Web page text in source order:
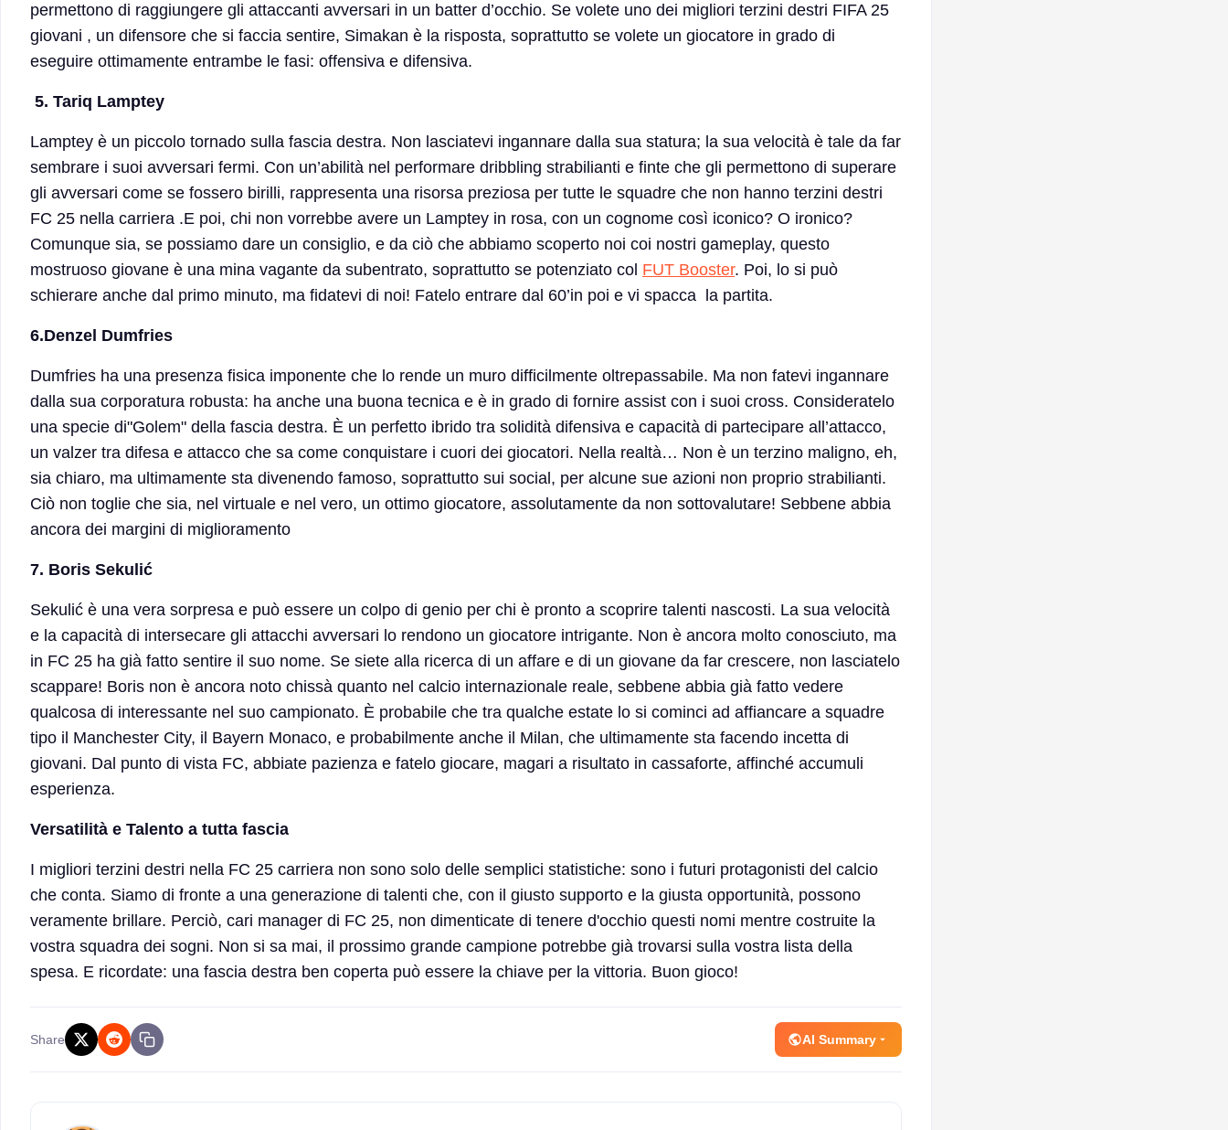
permettono di raggiungere gli attaccanti avversari in un batter d’occhio. Se volete uno dei migliori terzini destri FIFA 25
giovani , un difensore che si faccia sentire, Simakan è la risposta, soprattutto se volete un giocatore in grado di
eseguire ottimamente entrambe le fasi: offensiva e difensiva.
5. Tariq Lamptey
Lamptey è un piccolo tornado sulla fascia destra. Non lasciatevi ingannare dalla sua statura; la sua velocità è tale da far
sembrare i suoi avversari fermi. Con un’abilità nel performare dribbling strabilianti e finte che gli permettono di superare
gli avversari come se fossero birilli, rappresenta una risorsa preziosa per tutte le squadre che non hanno terzini destri
FC 25 nella carriera .E poi, chi non vorrebbe avere un Lamptey in rosa, con un cognome così iconico? O ironico?
Comunque sia, se possiamo dare un consiglio, e da ciò che abbiamo scoperto noi coi nostri gameplay, questo
mostruoso giovane è una mina vagante da subentrato, soprattutto se potenziato col FUT Booster. Poi, lo si può
schierare anche dal primo minuto, ma fidatevi di noi! Fatelo entrare dal 60’in poi e vi spacca la partita.
6.Denzel Dumfries
Dumfries ha una presenza fisica imponente che lo rende un muro difficilmente oltrepassabile. Ma non fatevi ingannare
dalla sua corporatura robusta: ha anche una buona tecnica e è in grado di fornire assist con i suoi cross. Consideratelo
una specie di"Golem" della fascia destra. È un perfetto ibrido tra solidità difensiva e capacità di partecipare all’attacco,
un valzer tra difesa e attacco che sa come conquistare i cuori dei giocatori. Nella realtà… Non è un terzino maligno, eh,
sia chiaro, ma ultimamente sta divenendo famoso, soprattutto sui social, per alcune sue azioni non proprio strabilianti.
Ciò non toglie che sia, nel virtuale e nel vero, un ottimo giocatore, assolutamente da non sottovalutare! Sebbene abbia
ancora dei margini di miglioramento
7. Boris Sekulić
Sekulić è una vera sorpresa e può essere un colpo di genio per chi è pronto a scoprire talenti nascosti. La sua velocità
e la capacità di intersecare gli attacchi avversari lo rendono un giocatore intrigante. Non è ancora molto conosciuto, ma
in FC 25 ha già fatto sentire il suo nome. Se siete alla ricerca di un affare e di un giovane da far crescere, non lasciatelo
scappare! Boris non è ancora noto chissà quanto nel calcio internazionale reale, sebbene abbia già fatto vedere
qualcosa di interessante nel suo campionato. È probabile che tra qualche estate lo si cominci ad affiancare a squadre
tipo il Manchester City, il Bayern Monaco, e probabilmente anche il Milan, che ultimamente sta facendo incetta di
giovani. Dal punto di vista FC, abbiate pazienza e fatelo giocare, magari a risultato in cassaforte, affinché accumuli
esperienza.
Versatilità e Talento a tutta fascia
I migliori terzini destri nella FC 25 carriera non sono solo delle semplici statistiche: sono i futuri protagonisti del calcio
che conta. Siamo di fronte a una generazione di talenti che, con il giusto supporto e la giusta opportunità, possono
veramente brillare. Perciò, cari manager di FC 25, non dimenticate di tenere d'occhio questi nomi mentre costruite la
vostra squadra dei sogni. Non si sa mai, il prossimo grande campione potrebbe già trovarsi sulla vostra lista della
spesa. E ricordate: una fascia destra ben coperta può essere la chiave per la vittoria. Buon gioco!
Share AI Summary